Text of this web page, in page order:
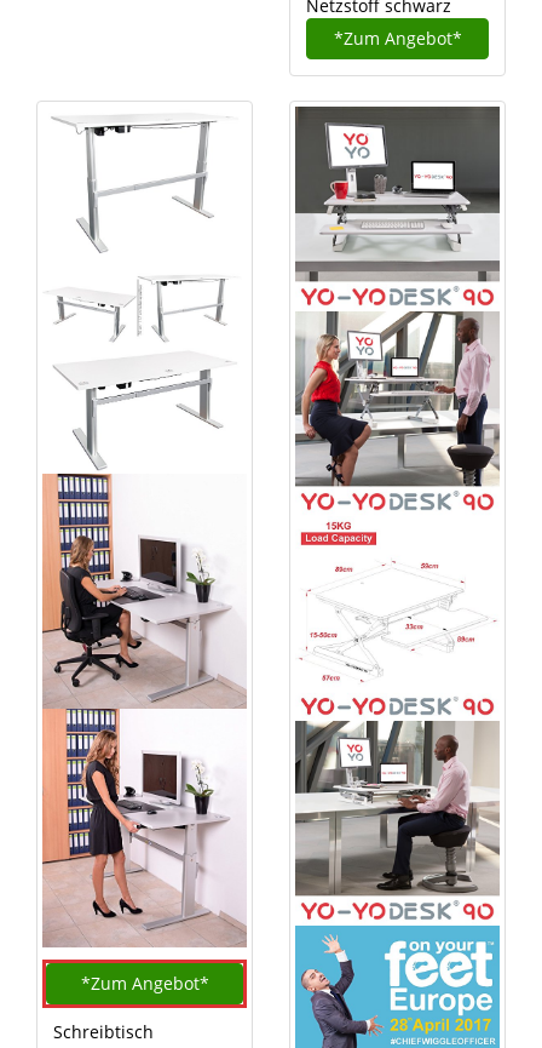
Netzstoff schwarz
*Zum Angebot*
*Zum Angebot*
Schreibtisch